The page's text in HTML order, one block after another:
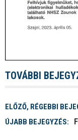
TOVÁBBI
ELŐZŐ, RÉGEBBI
ÚJABB BEJEGYZÉS: